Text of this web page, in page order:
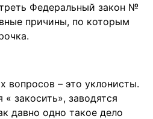
Федеральный закон №
причины, по которым
вопросов – это уклонисты.
закосить», заводятся
давно одно такое дело